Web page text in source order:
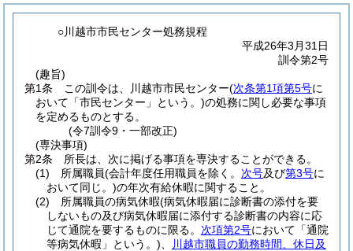
○川越市市民センター処務規程
平成26年3月31日
訓令第2号
(趣旨)
第1条
この訓令は、川越市市民センター(次条第1項第5号に
おいて「市民センター」という。)の処務に関し必要な事項
を定めるものとする。
(令7訓令9・一部改正)
(専決事項)
第2条
所長は、次に掲げる事項を専決することができる。
(1)
所属職員(会計年度任用職員を除く。 次号及び第3号に
おいて同じ。)の年次有給休暇に関すること。
(2)
所属職員の病気休暇(病気休暇届に診断書の添付を要
しないもの及び病気休暇届に添付する診断書の内容に応
じて通院を要するものに限る。 次項第2号において「通院
等病気休暇」という。)
川越市職員の勤務時間、休日及